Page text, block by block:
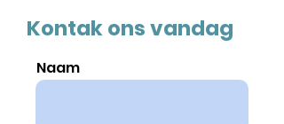
Kontak ons vandag
Naam